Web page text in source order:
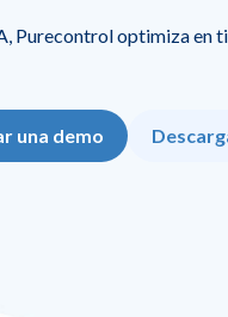
Purecontrol optimiza en
una demo